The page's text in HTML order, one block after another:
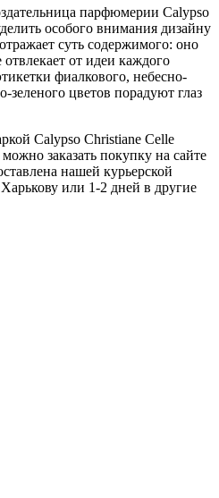
парфюмерии Calypso
особого внимания дизайну
суть содержимого: оно
от идеи каждого
фиалкового, небесно-
зеленого цветов порадуют глаз
Calypso Christiane Celle
заказать покупку на сайте
нашей курьерской
или 1-2 дней в другие